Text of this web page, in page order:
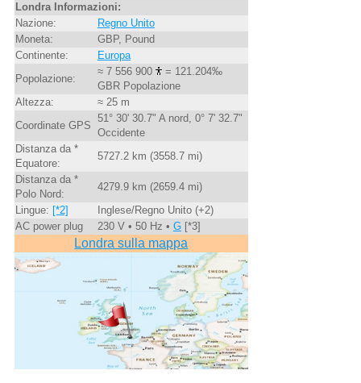
Londra Informazioni:
Nazione:
Regno Unito
Moneta:
GBP, Pound
Continente:
Europa
Popolazione:
≈ 7 556 900
= 121.204‰
GBR Popolazione
Altezza:
≈ 25 m
Coordinate GPS
51° 30' 30.7" A nord, 0° 7' 32.7"
Occidente
Distanza da *
Equatore:
5727.2 km (3558.7 mi)
Distanza da *
Polo Nord:
4279.9 km (2659.4 mi)
Lingue: [*2]
Inglese/Regno Unito (+2)
AC power plug
230 V • 50 Hz • G[*3]
Londra sulla mappa